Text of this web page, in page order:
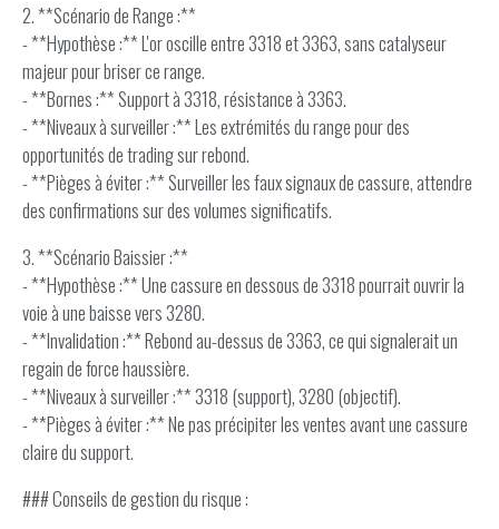
2. **Scénario de Range :**
- **Hypothèse :** L'or oscille entre 3318 et 3363, sans catalyseur
majeur pour briser ce range.
- **Bornes :** Support à 3318, résistance à 3363.
- **Niveaux à surveiller :** Les extrémités du range pour des
opportunités de trading sur rebond.
- **Pièges à éviter :** Surveiller les faux signaux de cassure, attendre
des confirmations sur des volumes significatifs.
3. **Scénario Baissier :**
- **Hypothèse :** Une cassure en dessous de 3318 pourrait ouvrir la
voie à une baisse vers 3280.
- **Invalidation :** Rebond au-dessus de 3363, ce qui signalerait un
regain de force haussière.
- **Niveaux à surveiller :** 3318 (support), 3280 (objectif).
- **Pièges à éviter :** Ne pas précipiter les ventes avant une cassure
claire du support.
### Conseils de gestion du risque :